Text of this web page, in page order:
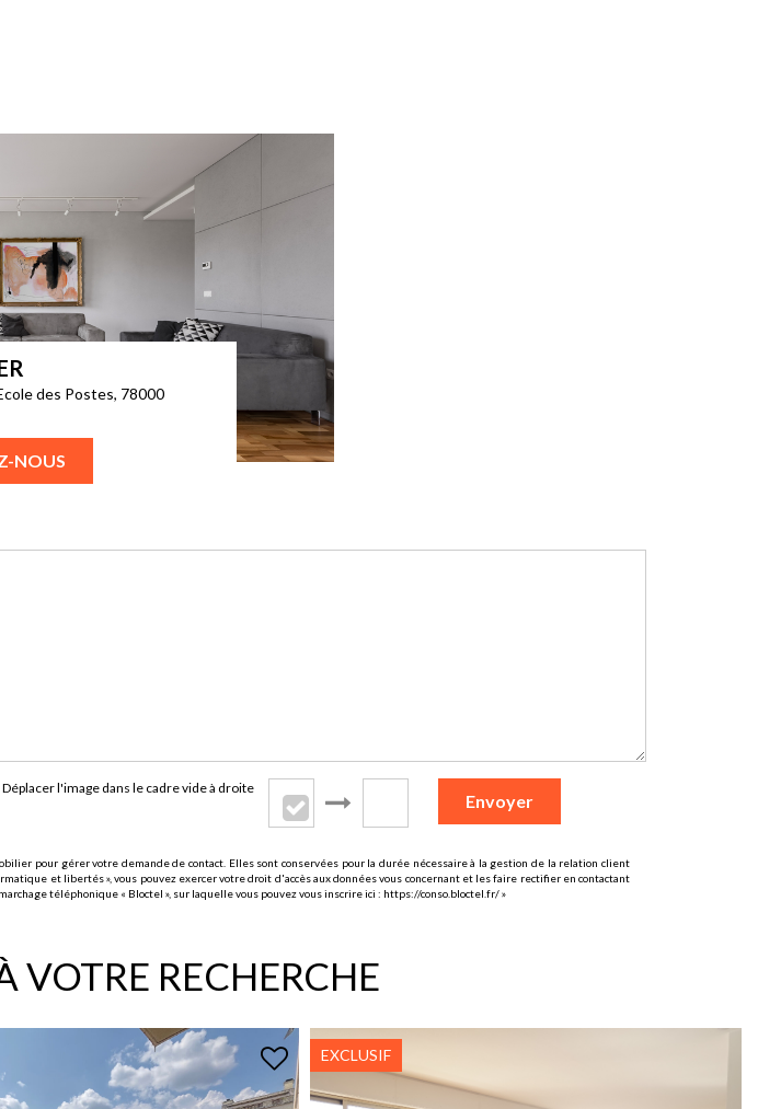
des Postes, 78000
NOUS
Déplacer l'image dans le cadre vide à droite
Envoyer
pour gérer votre demande de contact. Elles sont conservées pour la durée nécessaire à la gestion de la relation client
et libertés », vous pouvez exercer votre droit d'accès aux données vous concernant et les faire rectifier en contactant
téléphonique « Bloctel », sur laquelle vous pouvez vous inscrire ici : https://conso.bloctel.fr/»
VOTRE RECHERCHE
EXCLUSIVITÉ